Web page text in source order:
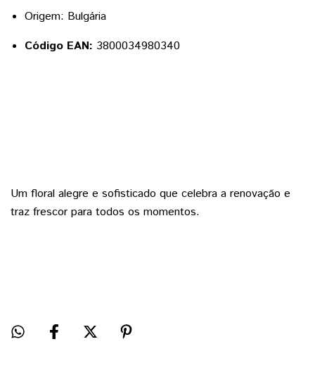
Origem: Bulgária
Código EAN: 3800034980340
Um floral alegre e sofisticado que celebra a renovação e
traz frescor para todos os momentos.